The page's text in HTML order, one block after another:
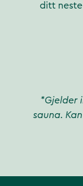
ditt
*Gjelder
sauna.